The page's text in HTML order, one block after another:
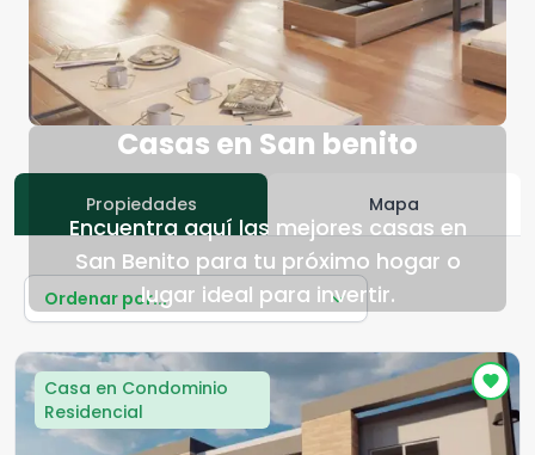
Casas en San benito
Encuentra aquí las mejores casas en
San Benito para tu próximo hogar o
lugar ideal para invertir.
Propiedades Mapa
Ordenar por...
Casa en Condominio
Residencial